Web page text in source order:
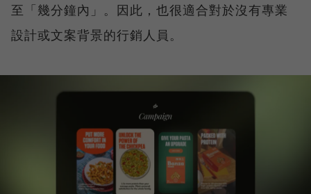
至「幾分鐘內」。因此，也很適合對於沒有專業
設計或文案背景的行銷人員。